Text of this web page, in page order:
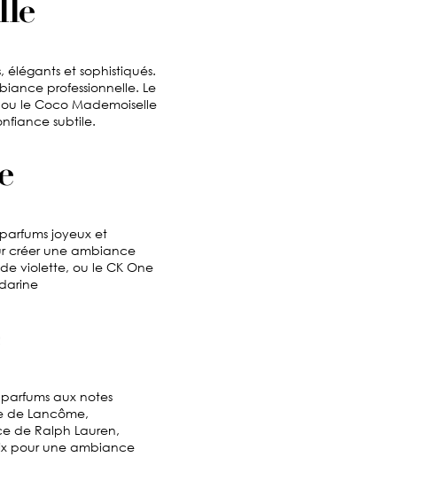
élégants et sophistiqués.
professionnelle. Le
le Coco Mademoiselle
subtile.
joyeux et
créer une ambiance
violette, ou le CK One
aux notes
de Lancôme,
de Ralph Lauren,
pour une ambiance